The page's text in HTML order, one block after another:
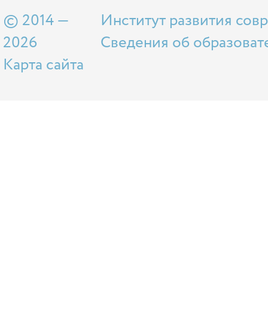
© 2014 —
2026
Карта сайта
Институт развития
Сведения об